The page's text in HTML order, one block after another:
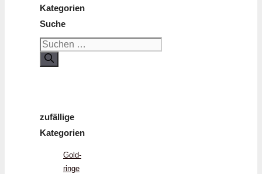
Kategorien
Suche
Suchen
nach:
zufällige
Kategorien
Gold­
ringe